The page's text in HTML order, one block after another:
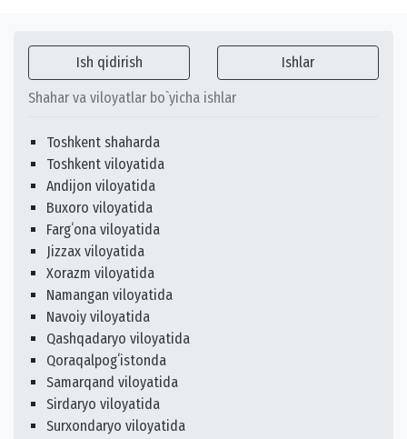
Ish qidirish Ishlar
Shahar va viloyatlar bo`yicha ishlar
Toshkent shaharda
Toshkent viloyatida
Andijon viloyatida
Buxoro viloyatida
Fargʻona viloyatida
Jizzax viloyatida
Xorazm viloyatida
Namangan viloyatida
Navoiy viloyatida
Qashqadaryo viloyatida
Qoraqalpogʻistonda
Samarqand viloyatida
Sirdaryo viloyatida
Surxondaryo viloyatida